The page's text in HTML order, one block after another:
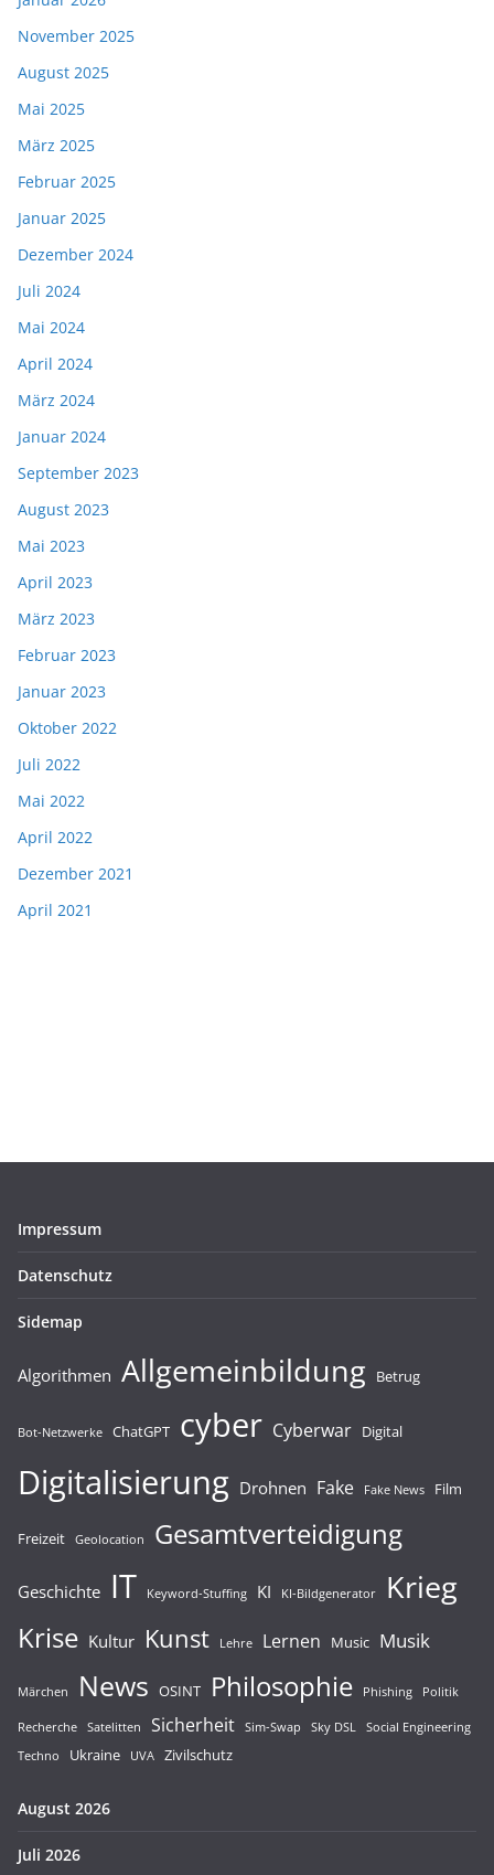
November 2025
August 2025
Mai 2025
März 2025
Februar 2025
Januar 2025
Dezember 2024
Juli 2024
Mai 2024
April 2024
März 2024
Januar 2024
September 2023
August 2023
Mai 2023
April 2023
März 2023
Februar 2023
Januar 2023
Oktober 2022
Juli 2022
Mai 2022
April 2022
Dezember 2021
April 2021
Impressum
Datenschutz
Sidemap
Algorithmen Allgemeinbildung Betrug
Bot-Netzwerke ChatGPT cyber Cyberwar Digital
Digitalisierung Drohnen Fake Fake News Film
Freizeit Geolocation Gesamtverteidigung
Geschichte IT Keyword-Stuffing KI KI-Bildgenerator Krieg
Krise Kultur Kunst Lehre Lernen Music Musik
Märchen News OSINT Philosophie Phishing Politik
Recherche Satelitten Sicherheit Sim-Swap Sky DSL
Social Engineering
Techno
Ukraine UVA Zivilschutz
August 2026
Juli 2026